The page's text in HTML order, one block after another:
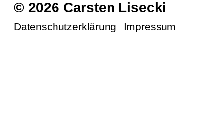
© 2026 Carsten Lisecki
Datenschutzerklärung Impressum